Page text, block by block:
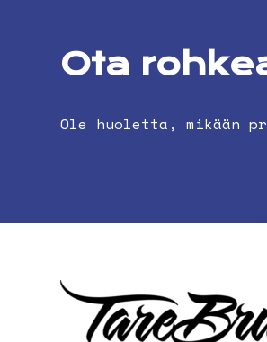
Ota
Ole huoletta, mikään